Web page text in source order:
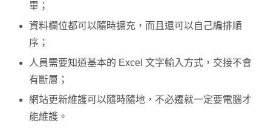
畢；
資料欄位都可以隨時擴充，而且還可以自己編排順
序；
人員需要知道基本的 Excel 文字輸入方式，交接不會
有斷層；
網站更新維護可以隨時隨地，不必遷就一定要電腦才
能維護。